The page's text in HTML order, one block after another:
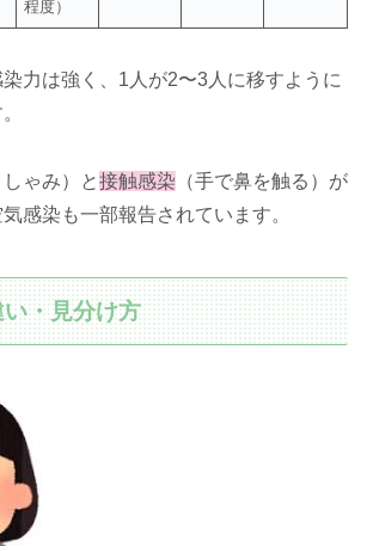
程度）
力は強く、1人が2〜3人に移すように
しゃみ）と接触感染 （手で鼻を触る）が
感染も一部報告されています。
・見分け方